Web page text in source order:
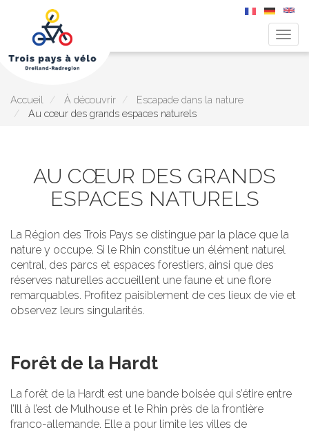
Aller
principal
Accueil À découvrir
Escapade dans la nature
Au cœur des grands espaces naturels
AU CŒUR DES GRANDS
ESPACES NATURELS
La Région des Trois Pays se distingue par la place que la
nature y occupe. Si le Rhin constitue un élément naturel
central, des parcs et espaces forestiers, ainsi que des
réserves naturelles accueillent une faune et une flore
remarquables. Profitez paisiblement de ces lieux de vie et
observez leurs singularités.
Forêt de la Hardt
La forêt de la Hardt est une bande boisée qui s’étire entre
l’Ill à l’est de Mulhouse et le Rhin près de la frontière
franco-allemande. Elle a pour limite les villes de